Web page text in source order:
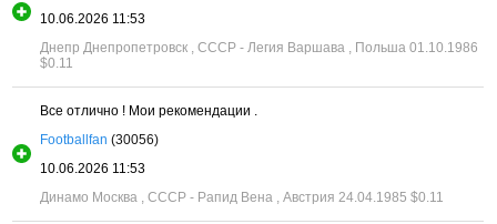
10.06.2026 11:53
Днепр Днепропетровск , СССР - Легия Варшава , Польша 01.10.1986
$0.11
Все отлично ! Мои рекомендации .
Footballfan (30056)
10.06.2026 11:53
Динамо Москва , СССР - Рапид Вена , Австрия 24.04.1985 $0.11